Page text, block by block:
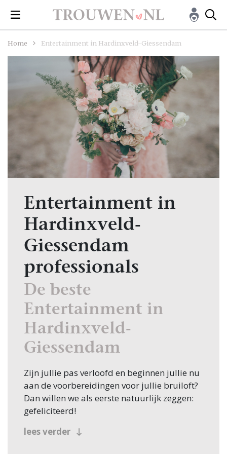
Home Entertainment in Hardinxveld-Giessendam
Entertainment in
Hardinxveld-
Giessendam
professionals
De beste
Entertainment in
Hardinxveld-
Giessendam
Zijn jullie pas verloofd en beginnen jullie nu
aan de voorbereidingen voor jullie bruiloft?
Dan willen we als eerste natuurlijk zeggen:
gefeliciteerd!
Veel bruidsparen beginnen hun zoektocht
lees verder